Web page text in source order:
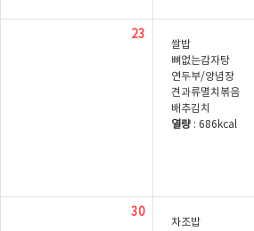
23
쌀밥
뼈없는감자탕
연두부/양념장
견과류멸치볶음
배추김치
열량 : 686kcal
30
차조밥